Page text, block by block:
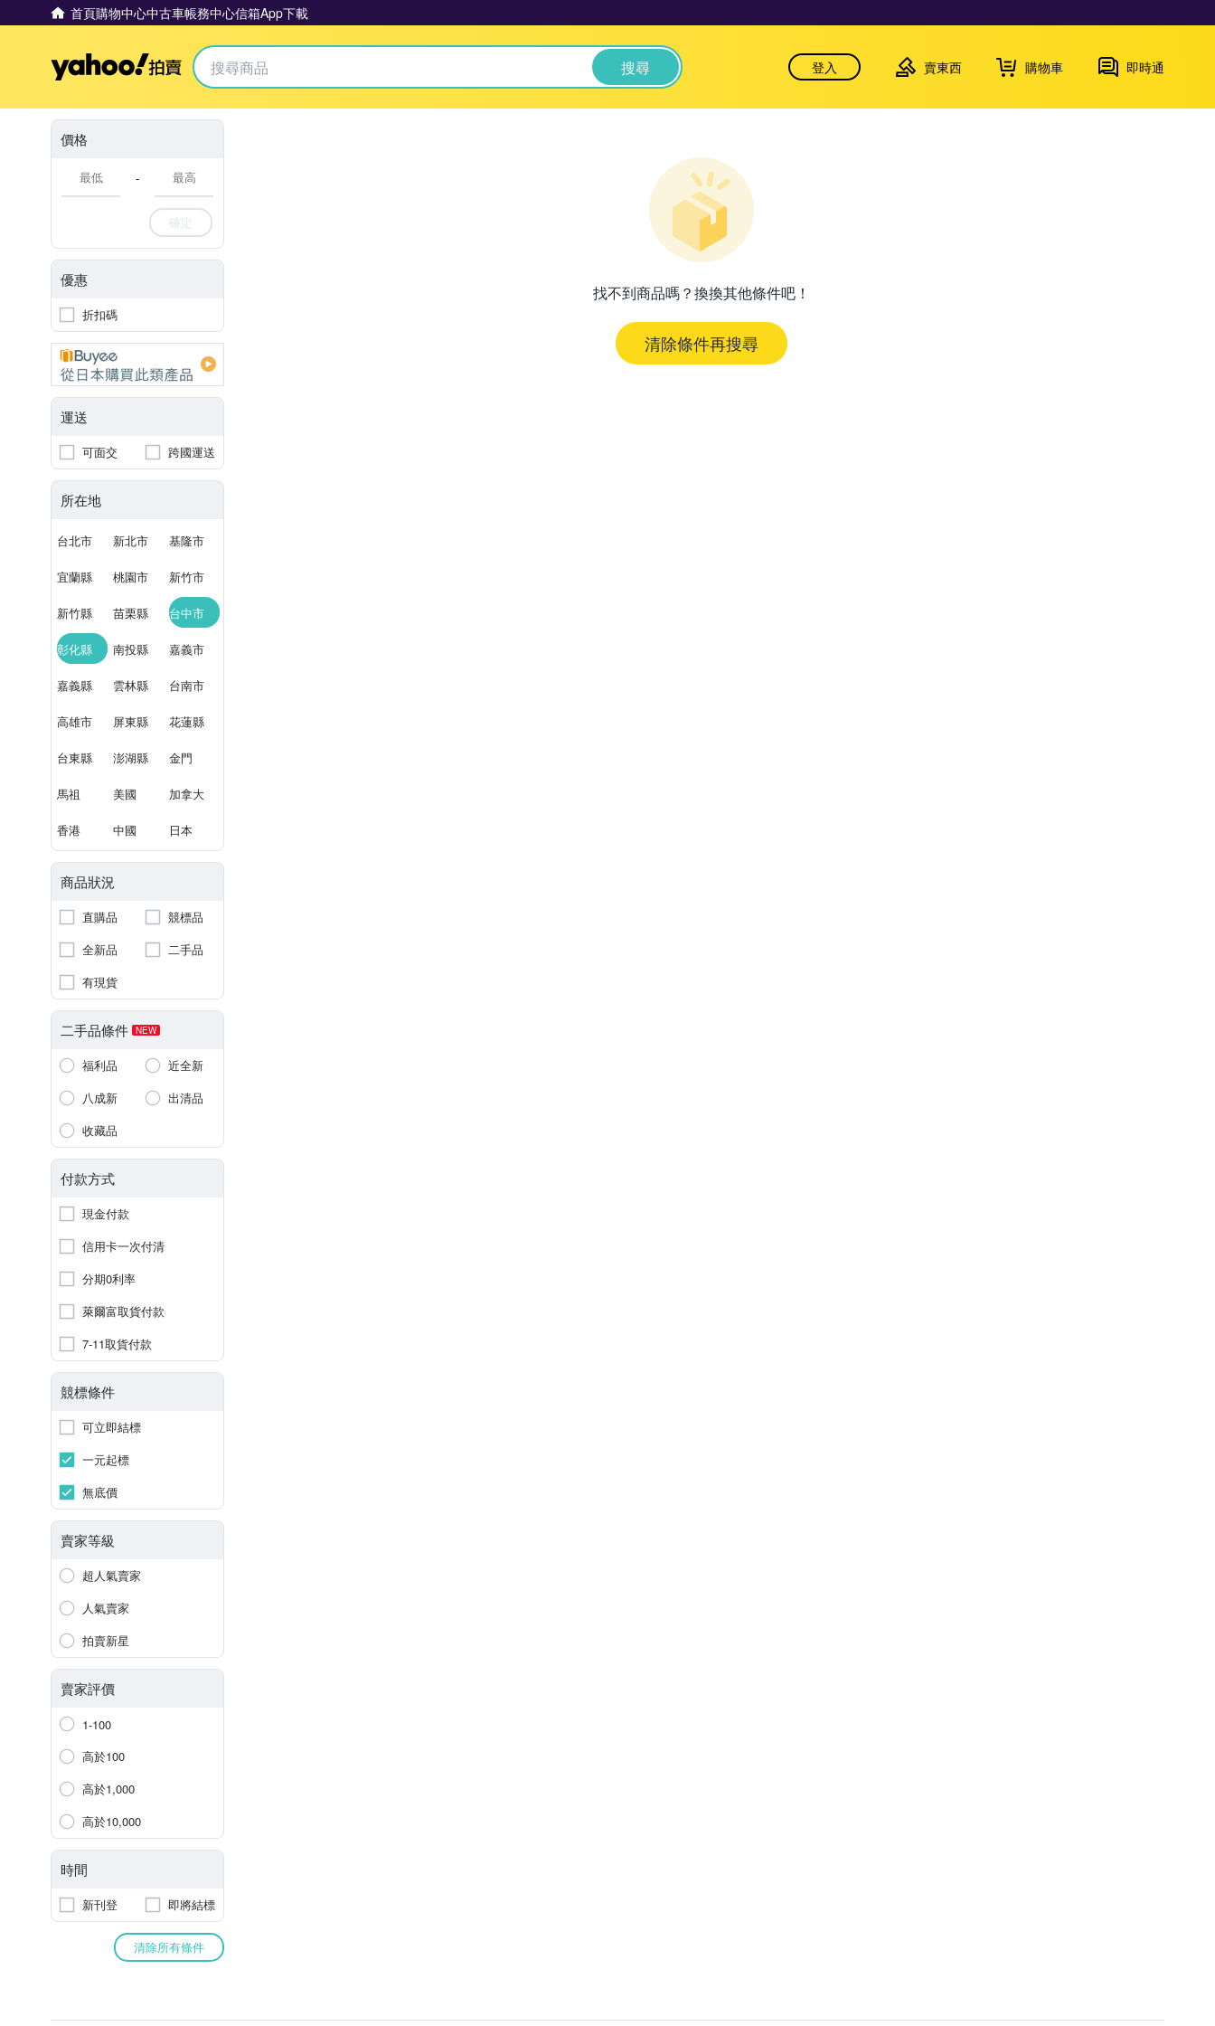
首頁購物中心中古車帳務中心信箱App下載
Yahoo拍賣 搜尋 登入 賣東西 購物車 即時通
價格
-
確定
優惠
折扣碼
運送
可面交 跨國運送
所在地
台北市 新北市 基隆市
宜蘭縣 桃園市 新竹市
新竹縣 苗栗縣 台中市
彰化縣 南投縣 嘉義市
嘉義縣 雲林縣 台南市
高雄市 屏東縣 花蓮縣
台東縣 澎湖縣 金門
馬祖 美國 加拿大
香港 中國 日本
商品狀況
直購品
競標品
全新品
二手品
有現貨
二手品條件 NEW
福利品
近全新
八成新
出清品
收藏品
付款方式
現金付款
信用卡一次付清
分期0利率
萊爾富取貨付款
7-11取貨付款
競標條件
可立即結標
一元起標
無底價
賣家等級
超人氣賣家
人氣賣家
拍賣新星
賣家評價
1-100
高於100
高於1,000
高於10,000
時間
新刊登 即將結標
清除所有條件
找不到商品嗎？換換其他條件吧！
清除條件再搜尋